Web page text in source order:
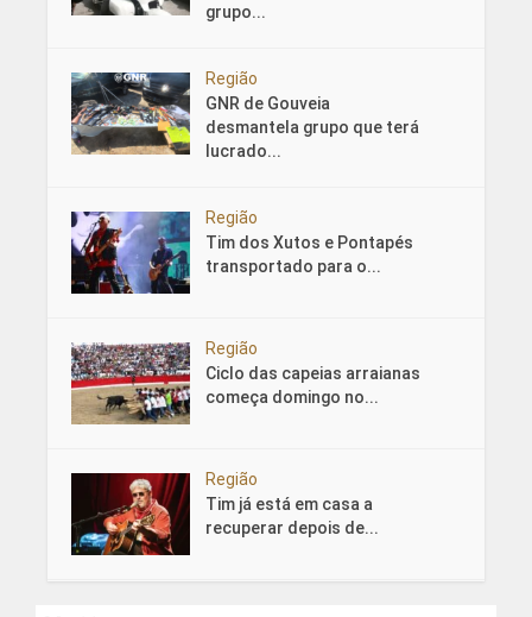
grupo...
Região
GNR de Gouveia
desmantela grupo que terá
lucrado...
Região
Tim dos Xutos e Pontapés
transportado para o...
Região
Ciclo das capeias arraianas
começa domingo no...
Região
Tim já está em casa a
recuperar depois de...